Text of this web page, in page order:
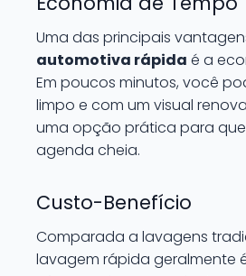
Uma das principais
automotiva rápida é a
Em poucos minutos, você
limpo e com um visual
uma opção prática para
agenda cheia.
Custo-Benefício
Comparada a lavagens
lavagem rápida geralmente